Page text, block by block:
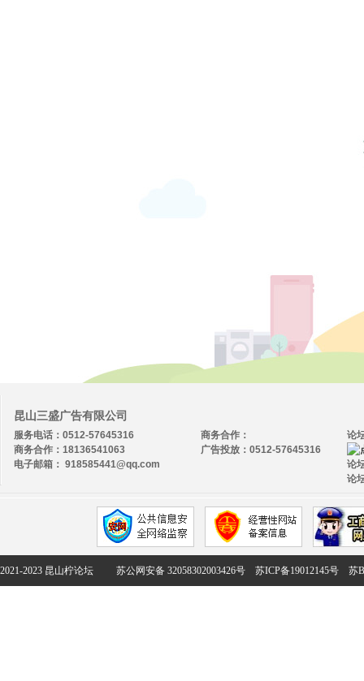
昆山三盛广告有限公司
服务电话：0512-57645316
商务合作：18136541063
电子邮箱： 918585441@qq.com
论
论
论
商务合作：
广告投放：0512-57645316
2021-2023 昆山柠论坛 苏公网安备 32058302003426号 苏ICP备19012145号 苏